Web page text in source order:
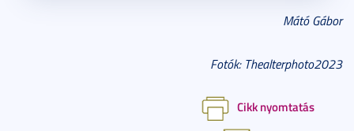
Mátó Gábor
Fotók: Thealterphoto2023
Cikk nyomtatás